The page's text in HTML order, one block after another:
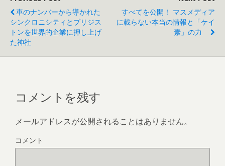
車のナンバーから導かれた
シンクロニシティとブリジス
トンを世界的企業に押し上げ
た神社
すべてを公開！ マスメディア
に載らない本当の情報と「ケイ
素」の力
コメントを残す
メールアドレスが公開されることはありません。
コメント